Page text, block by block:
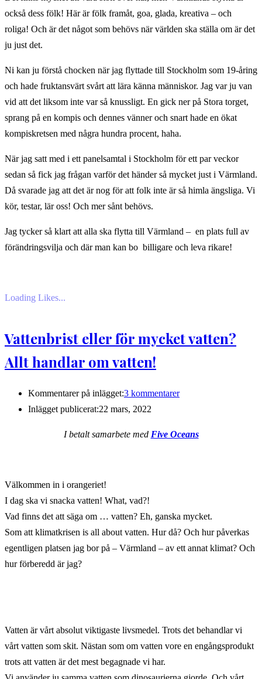
också dess fölk! Här är fölk framåt, goa, glada, kreativa – och
roliga! Och är det något som behövs när världen ska ställa om är det
ju just det.
Ni kan ju förstå chocken när jag flyttade till Stockholm som 19-åring
och hade fruktansvärt svårt att lära känna människor. Jag var ju van
vid att det liksom inte var så knussligt. En gick ner på Stora torget,
sprang på en kompis och dennes vänner och snart hade en ökat
kompiskretsen med några hundra procent, haha.
När jag satt med i ett panelsamtal i Stockholm för ett par veckor
sedan så fick jag frågan varför det händer så mycket just i Värmland.
Då svarade jag att det är nog för att folk inte är så himla ängsliga. Vi
kör, testar, lär oss! Och mer sånt behövs.
Jag tycker så klart att alla ska flytta till Värmland – en plats full av
förändringsvilja och där man kan bo billigare och leva rikare!
Loading Likes...
Vattenbrist eller för mycket vatten?
Allt handlar om vatten!
Kommentarer på inlägget:3 kommentarer
Inlägget publicerat:22 mars, 2022
I betalt samarbete med Five Oceans
Välkommen in i orangeriet!
I dag ska vi snacka vatten! What, vad?!
Vad finns det att säga om … vatten? Eh, ganska mycket.
Som att klimatkrisen is all about vatten. Hur då? Och hur påverkas
egentligen platsen jag bor på – Värmland – av ett annat klimat? Och
hur förberedd är jag?
Vatten är vårt absolut viktigaste livsmedel. Trots det behandlar vi
vårt vatten som skit. Nästan som om vatten vore en engångsprodukt
trots att vatten är det mest begagnade vi har.